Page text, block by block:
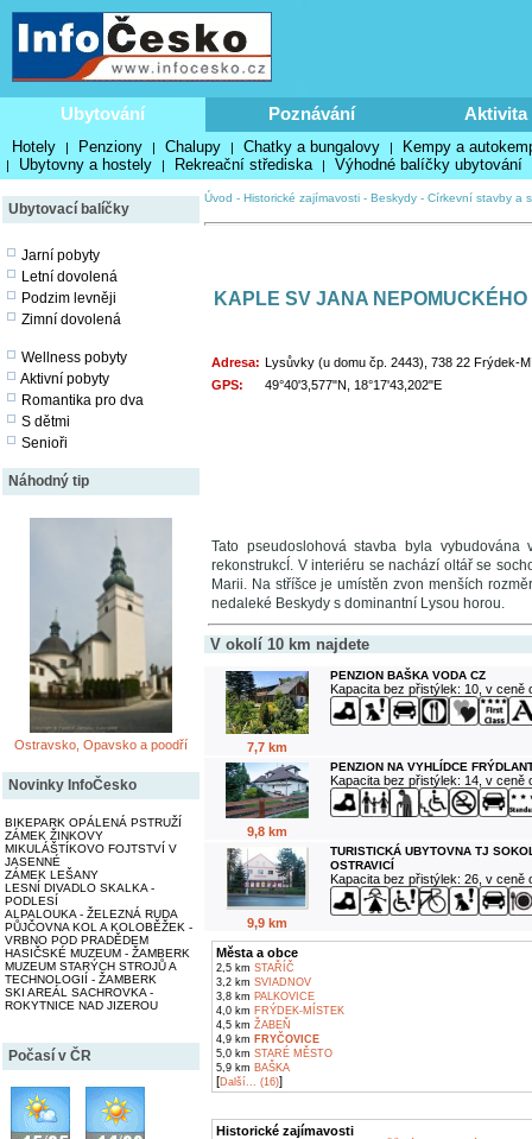
Ubytování Poznávání Aktivita
Hotely | Penziony | Chalupy | Chatky a bungalovy | Kempy a
| Ubytovny a hostely | Rekreační střediska | Výhodné balíčky ubytování
Ubytovací balíčky
Jarní pobyty
Letní dovolená
Podzim levněji
Zimní dovolená
Wellness pobyty
Aktivní pobyty
Romantika pro dva
S dětmi
Senioři
Náhodný tip
Ostravsko, Opavsko a poodří
Novinky InfoČesko
BIKEPARK OPÁLENÁ PSTRUŽÍ
ZÁMEK ŽINKOVY
MIKULÁŠTÍKOVO FOJTSTVÍ V
JASENNÉ
ZÁMEK LEŠANY
LESNÍ DIVADLO SKALKA -
PODLESÍ
ALPALOUKA - ŽELEZNÁ RUDA
PŮJČOVNA KOL A KOLOBĚŽEK -
VRBNO POD PRADĚDEM
HASIČSKÉ MUZEUM - ŽAMBERK
MUZEUM STARÝCH STROJŮ A
TECHNOLOGIÍ - ŽAMBERK
SKI AREÁL SACHROVKA -
ROKYTNICE NAD JIZEROU
Počasí v ČR
Úvod - Historické zajímavosti - Beskydy - Církevní stavby a
KAPLE SV JANA
Adresa: Lysůvky (u domu čp. 2443), 738 22 Frýdek-
GPS:
49°40'3,577"N, 18°17'43,202"E
Tato pseudoslohová stavba byla
rekonstrukcÍ. V interiéru se nachází oltář se
Marii. Na stříšce je umístěn zvon menších
nedaleké Beskydy s dominantní Lysou horou.
V okolí 10 km najdete
7,7 km
PENZION BAŠKA VODA CZ
Kapacita bez přistýlek: 10, v ceně
9,8 km
PENZION NA VYHLÍDCE
Kapacita bez přistýlek: 14, v ceně
9,9 km
TURISTICKÁ UBYTOVNA TJ
OSTRAVICÍ
Kapacita bez přistýlek: 26, v ceně
Města a obce
2,5 km STAŘÍČ
3,2 km SVIADNOV
3,8 km PALKOVICE
4,0 km FRÝDEK-MÍSTEK
4,5 km ŽABEŇ
4,9 km FRYČOVICE
5,0 km STARÉ MĚSTO
5,9 km BAŠKA
[Další... (16)]
Historické zajímavosti